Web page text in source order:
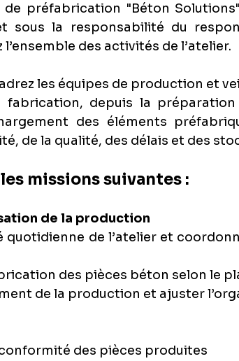
de préfabrication "Béton
sous la responsabilité du
des activités de l’atelier.
les équipes de production et
depuis la préparation
des éléments
de la qualité, des délais et des
missions suivantes :
de la production
quotidienne de l’atelier et
des pièces béton selon le
de la production et ajuster
conformité des pièces produites